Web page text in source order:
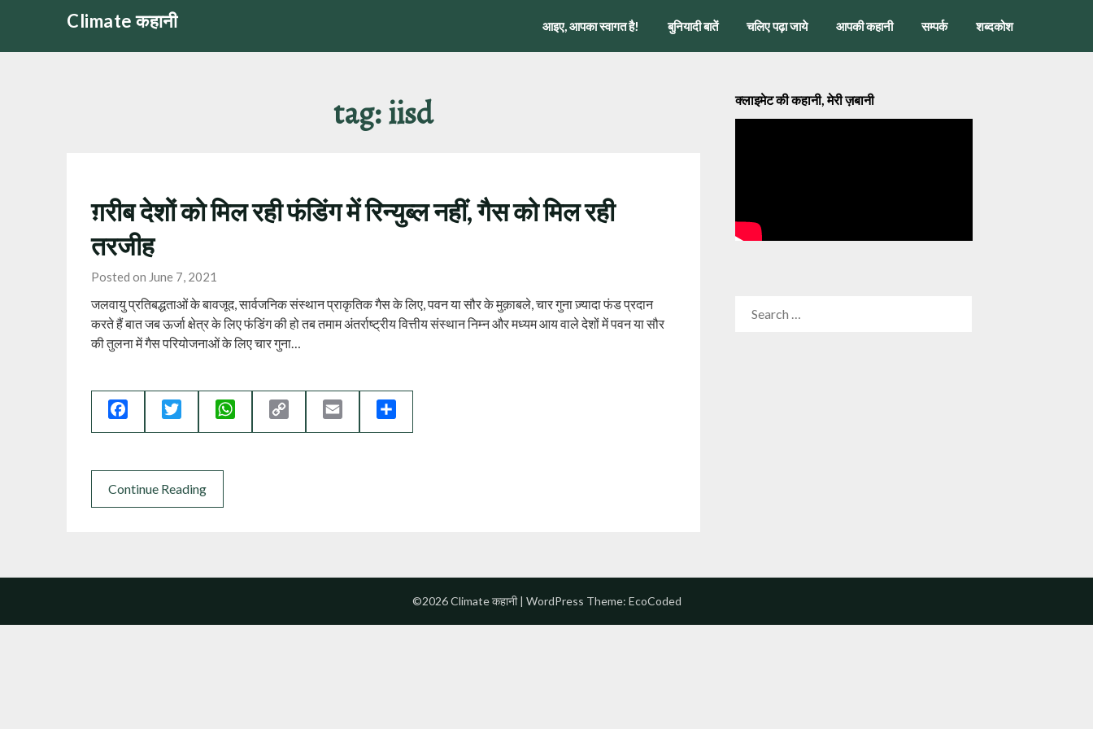
content
Climate कहानी आइए, आपका स्वागत है! बुनियादी बातें चलिए पढ़ा जाये आपकी कहानी सम्पर्क शब्दकोश
tag:iisd
ग़रीब देशों को मिल रही फंडिंग में रिन्युब्ल नहीं, गैस को मिल रही
तरजीह
Posted on June 7, 2021
जलवायु प्रतिबद्धताओं के बावजूद, सार्वजनिक संस्थान प्राकृतिक गैस के लिए, पवन या सौर के मुक़ाबले, चार गुना ज़्यादा फंड प्रदान
करते हैं बात जब ऊर्जा क्षेत्र के लिए फंडिंग की हो तब तमाम अंतर्राष्ट्रीय वित्तीय संस्थान निम्न और मध्यम आय वाले देशों में पवन या सौर
की तुलना में गैस परियोजनाओं के लिए चार गुना…
Facebook Twitter WhatsApp
Link
Continue Reading
क्लाइमेट की कहानी, मेरी ज़बानी
©2026 Climate कहानी| WordPress Theme: EcoCoded